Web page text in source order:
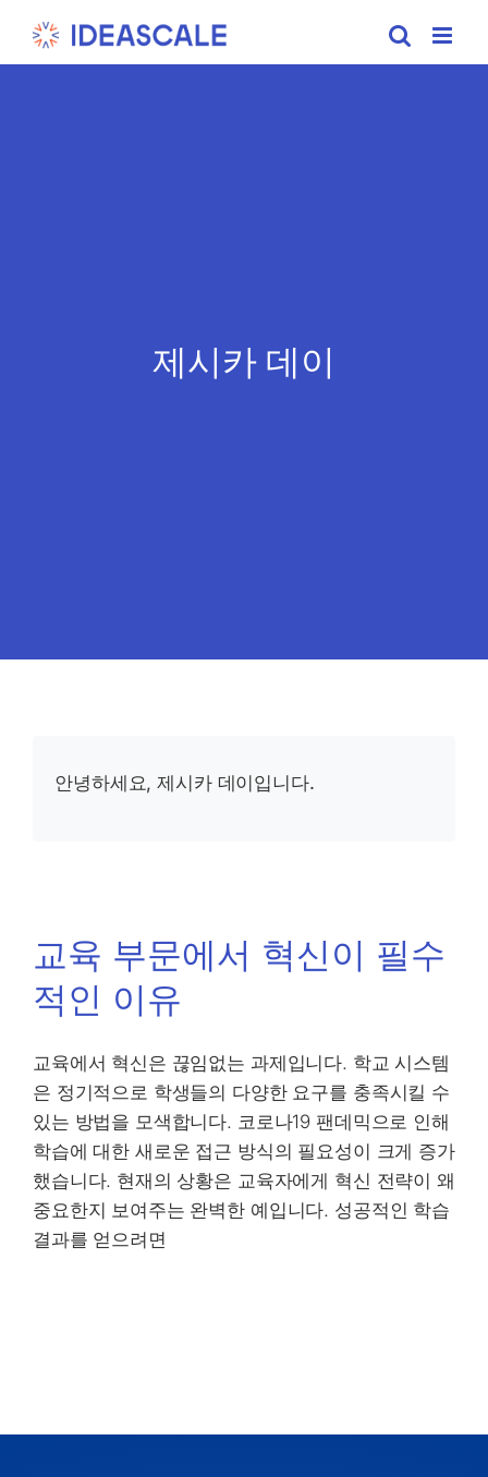
제시카 데이
교육 부문에서 혁신이 필수
적인 이유
교육에서 혁신은 끊임없는 과제입니다. 학교 시스템
은 정기적으로 학생들의 다양한 요구를 충족시킬 수
있는 방법을 모색합니다. 코로나19 팬데믹으로 인해
학습에 대한 새로운 접근 방식의 필요성이 크게 증가
했습니다. 현재의 상황은 교육자에게 혁신 전략이 왜
중요한지 보여주는 완벽한 예입니다. 성공적인 학습
결과를 얻으려면
안녕하세요, 제시카 데이입니다.